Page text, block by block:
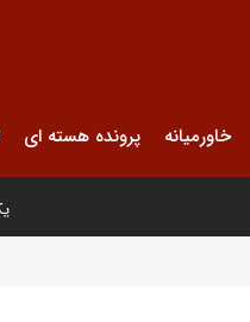
خاورمیانه پرونده هسته ای